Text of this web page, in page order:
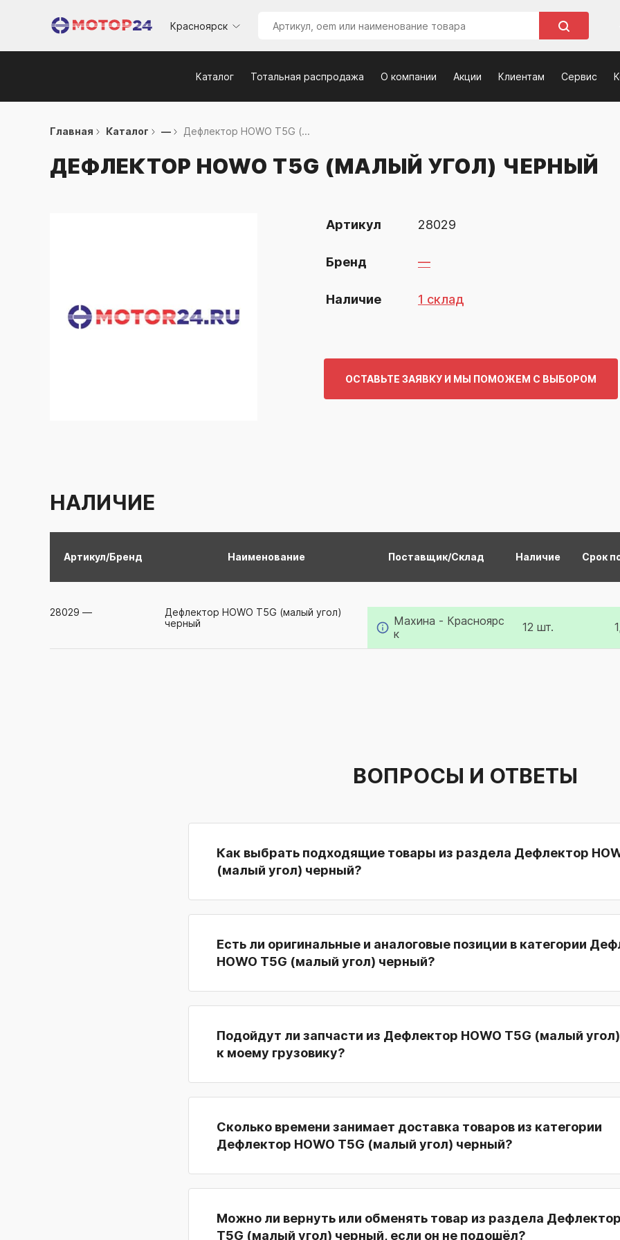
Красноярск
Каталог Тотальная распродажа О компании Акции Клиентам Сервис
Главная Каталог — Дефлектор HOWO T5G (...
ДЕФЛЕКТОР HOWO T5G (МАЛЫЙ УГОЛ) ЧЕРНЫЙ
Артикул 28029
Бренд —
Наличие 1 склад
ОСТАВЬТЕ ЗАЯВКУ И МЫ ПОМОЖЕМ С ВЫБОРОМ
НАЛИЧИЕ
Артикул/Бренд Наименование Поставщик/Склад Наличие Срок
28029 —
Дефлектор HOWO T5G (малый угол)
черный
Махина - Красноярс
к
12 шт.
ВОПРОСЫ И ОТВЕТЫ
Как выбрать подходящие товары из раздела Дефлектор
(малый угол) черный?
Есть ли оригинальные и аналоговые позиции в категории
HOWO T5G (малый угол) черный?
Подойдут ли запчасти из Дефлектор HOWO T5G (малый
к моему грузовику?
Сколько времени занимает доставка товаров из категории
Дефлектор HOWO T5G (малый угол) черный?
Можно ли вернуть или обменять товар из раздела Дефлектор
T5G (малый угол) черный, если он не подошёл?